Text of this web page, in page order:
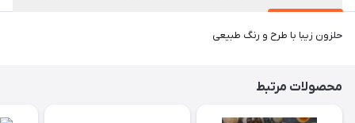
حلزون زیبا با طرح و رنگ طبیعی
محصولات مرتبط